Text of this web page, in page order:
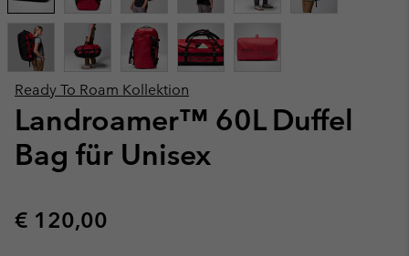
Ready To Roam Kollektion
Landroamer™ 60L Duffel
Bag für Unisex
Regular price:
€ 120,00